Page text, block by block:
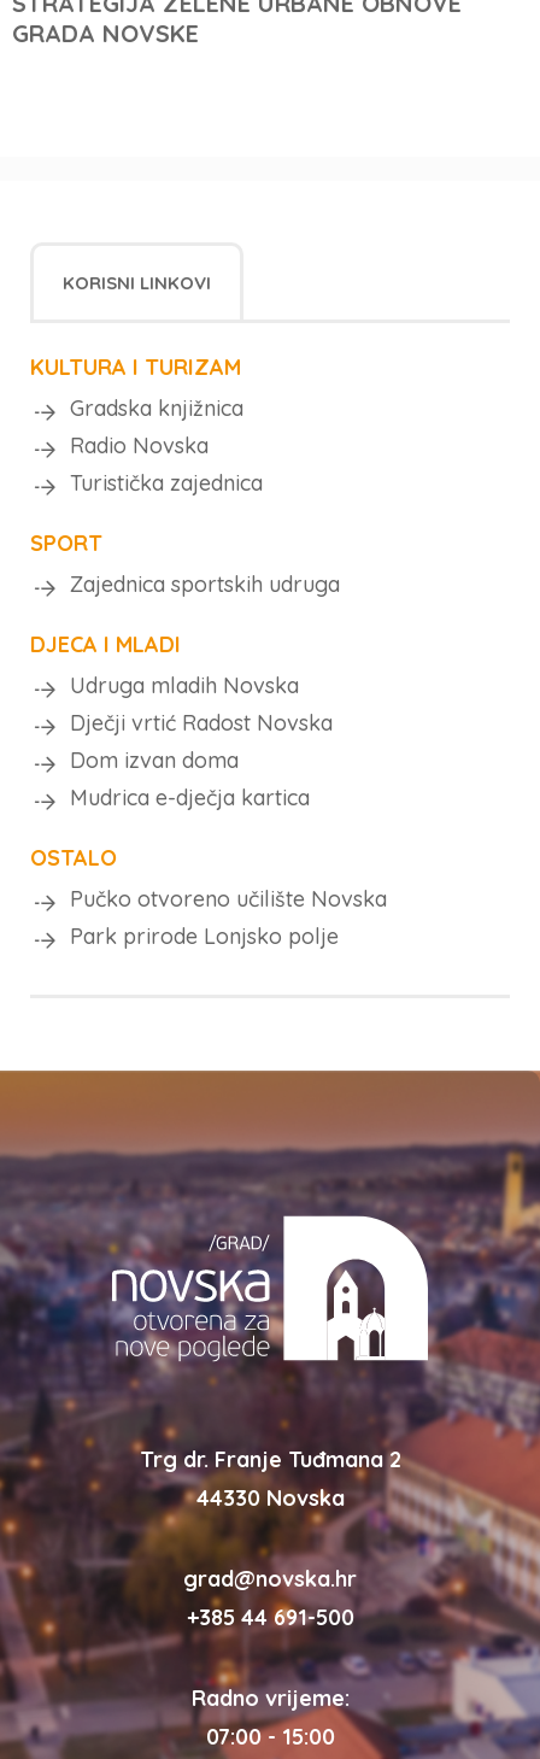
GRADA NOVSKE
KORISNI LINKOVI
KULTURA I TURIZAM
Gradska knjižnica
Radio Novska
Turistička zajednica
SPORT
Zajednica sportskih udruga
DJECA I MLADI
Udruga mladih Novska
Dječji vrtić Radost Novska
Dom izvan doma
Mudrica e-dječja kartica
OSTALO
Pučko otvoreno učilište Novska
Park prirode Lonjsko polje
Trg dr. Franje Tuđmana 2
44330 Novska
grad@novska.hr
+385 44 691-500
Radno vrijeme:
07:00 - 15:00